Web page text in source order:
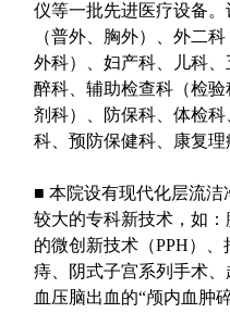
仪等一批先进医疗设备
（普外、胸外）、外二
外科）、妇产科、儿科
醉科、辅助检查科（检
剂科）、防保科、体检
科、预防保健科、康复理
■本院设有现代化层流
较大的专科新技术，如
的微创新技术（PPH）、
痔、阴式子宫系列手术
血压脑出血的“颅内血肿